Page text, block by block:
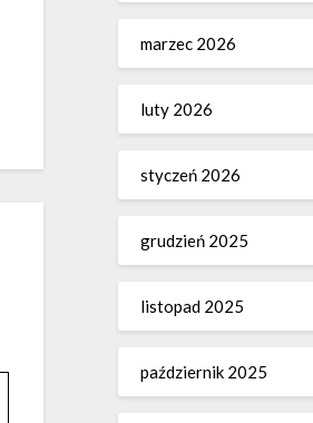
marzec 2026
luty 2026
styczeń 2026
grudzień 2025
listopad 2025
październik 2025